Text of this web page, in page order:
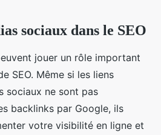
sociaux dans le SEO
jouer un rôle important
SEO. Même si les liens
sociaux ne sont pas
backlinks par Google, ils
votre visibilité en ligne et